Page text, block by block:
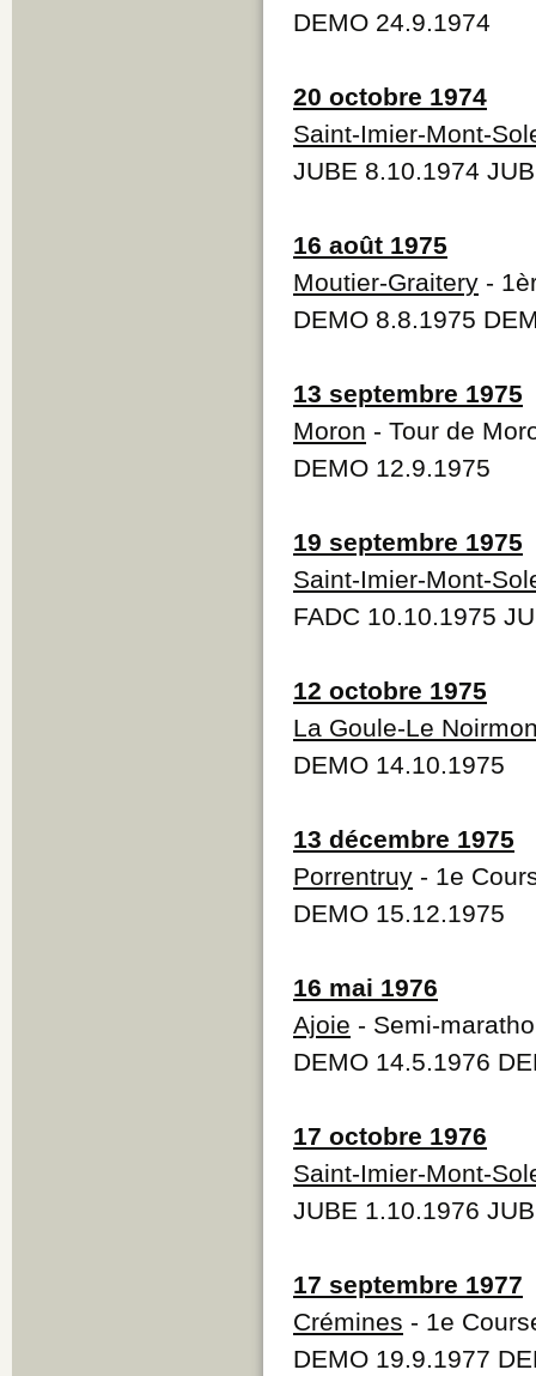
DEMO 24.9.1974
20 octobre 1974
Saint-Imier-Mont-
JUBE 8.10.1974
16 août 1975
Moutier-Graitery -
DEMO 8.8.1975
13 septembre 1975
Moron - Tour de
DEMO 12.9.1975
19 septembre 1975
Saint-Imier-Mont-
FADC 10.10.1975
12 octobre 1975
La Goule-Le
DEMO 14.10.1975
13 décembre 1975
Porrentruy - 1e
DEMO 15.12.1975
16 mai 1976
Ajoie - Semi-
DEMO 14.5.1976
17 octobre 1976
Saint-Imier-Mont-
JUBE 1.10.1976
17 septembre 1977
Crémines - 1e
DEMO 19.9.1977